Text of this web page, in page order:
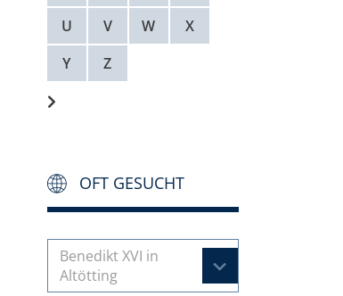
U
V W
X
Y
Z
OFT GESUCHT
Benedikt XVI in
Altötting